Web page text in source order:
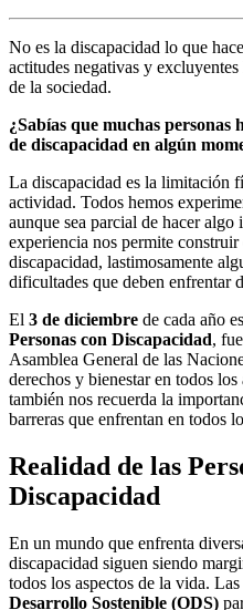
No es la discapacidad lo que
actitudes negativas y
de la sociedad.
¿Sabías que muchas
de discapacidad en algún
La discapacidad es la limitación
actividad. Todos hemos
aunque sea parcial de hacer algo
experiencia nos permite
discapacidad, lastimosamente
dificultades que deben enfrentar
El 3 de diciembre de cada año
Personas con Discapacidad,
Asamblea General de las
derechos y bienestar en todos
también nos recuerda la
barreras que enfrentan en todos
Realidad de las
Discapacidad
En un mundo que enfrenta
discapacidad siguen siendo
todos los aspectos de la vida.
Desarrollo Sostenible (ODS)